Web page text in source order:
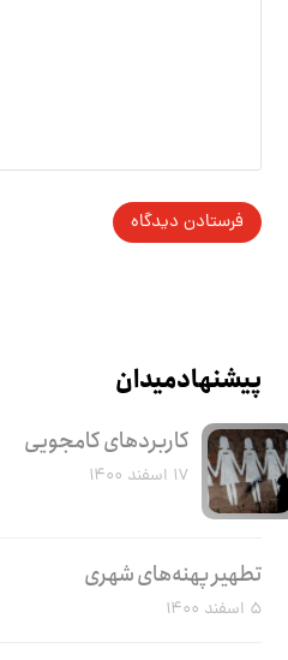
پیشنهاد میدان
کاربرد‌های کامجویی
۱۷ اسفند ۱۴۰۰
تطهیر پهنه‌های شهری
۵ اسفند ۱۴۰۰